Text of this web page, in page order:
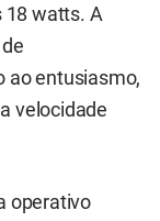
18 watts. A
ao entusiasmo,
velocidade
operativo